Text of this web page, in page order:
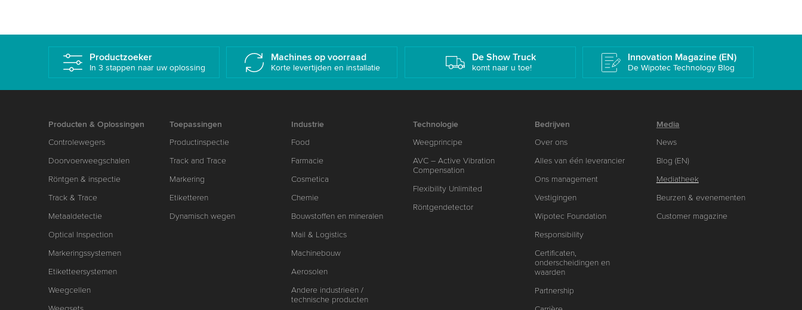
Productzoeker
In 3 stappen naar uw oplossing
Machines op voorraad
Korte levertijden en installatie
De Show Truck
komt naar u toe!
Innovation Magazine (EN)
De Wipotec Technology Blog
Producten & Oplossingen
Controlewegers
Doorvoerweegschalen
Röntgen & inspectie
Track & Trace
Metaaldetectie
Optical Inspection
Markeringssystemen
Etiketteersystemen
Weegcellen
Toepassingen
Productinspectie
Track and Trace
Markering
Etiketteren
Dynamisch wegen
Industrie
Food
Farmacie
Cosmetica
Chemie
Bouwstoffen en mineralen
Mail & Logistics
Machinebouw
Aerosolen
Andere industrieën /
technische producten
Technologie
Weegprincipe
AVC – Active Vibration
Compensation
Flexibility Unlimited
Röntgendetector
Bedrijven
Over ons
Alles van één leverancier
Ons management
Vestigingen
Wipotec Foundation
Responsibility
Certificaten,
onderscheidingen en
waarden
Partnership
Media
News
Blog (EN)
Mediatheek
Beurzen & evenementen
Customer magazine